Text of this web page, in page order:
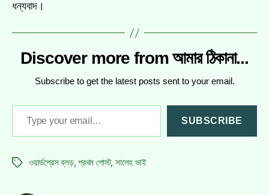
ধন্যবাদ।
Discover more from আমার ঠিকানা...
Subscribe to get the latest posts sent to your email.
your
email…
SUBSCRIBE
Tagsওয়ার্ডপ্রেস ব্লড়,প্রথম পোস্ট, সালেহ ভাই